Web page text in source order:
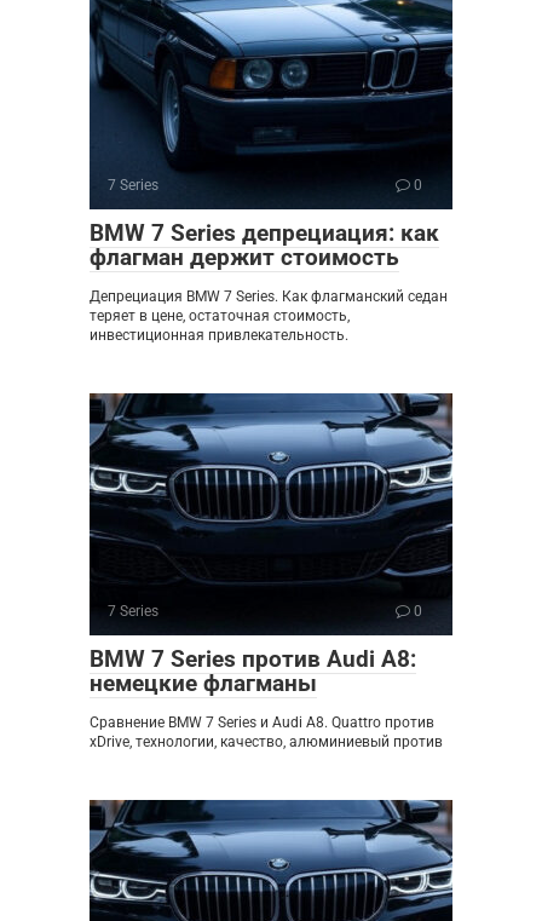
7 Series 0
BMW 7 Series депрециация: как
флагман держит стоимость
Депрециация BMW 7 Series. Как флагманский седан
теряет в цене, остаточная стоимость,
инвестиционная привлекательность.
7 Series 0
BMW 7 Series против Audi A8:
немецкие флагманы
Сравнение BMW 7 Series и Audi A8. Quattro против
xDrive, технологии, качество, алюминиевый против